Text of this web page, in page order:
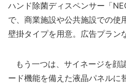
ハンド除菌ディスペンサー「
で、商業施設や公共施設での使
壁掛タイプを用意。広告プラン
もう一つは、サイネージを顔
ード機能を備えた液晶パネルに